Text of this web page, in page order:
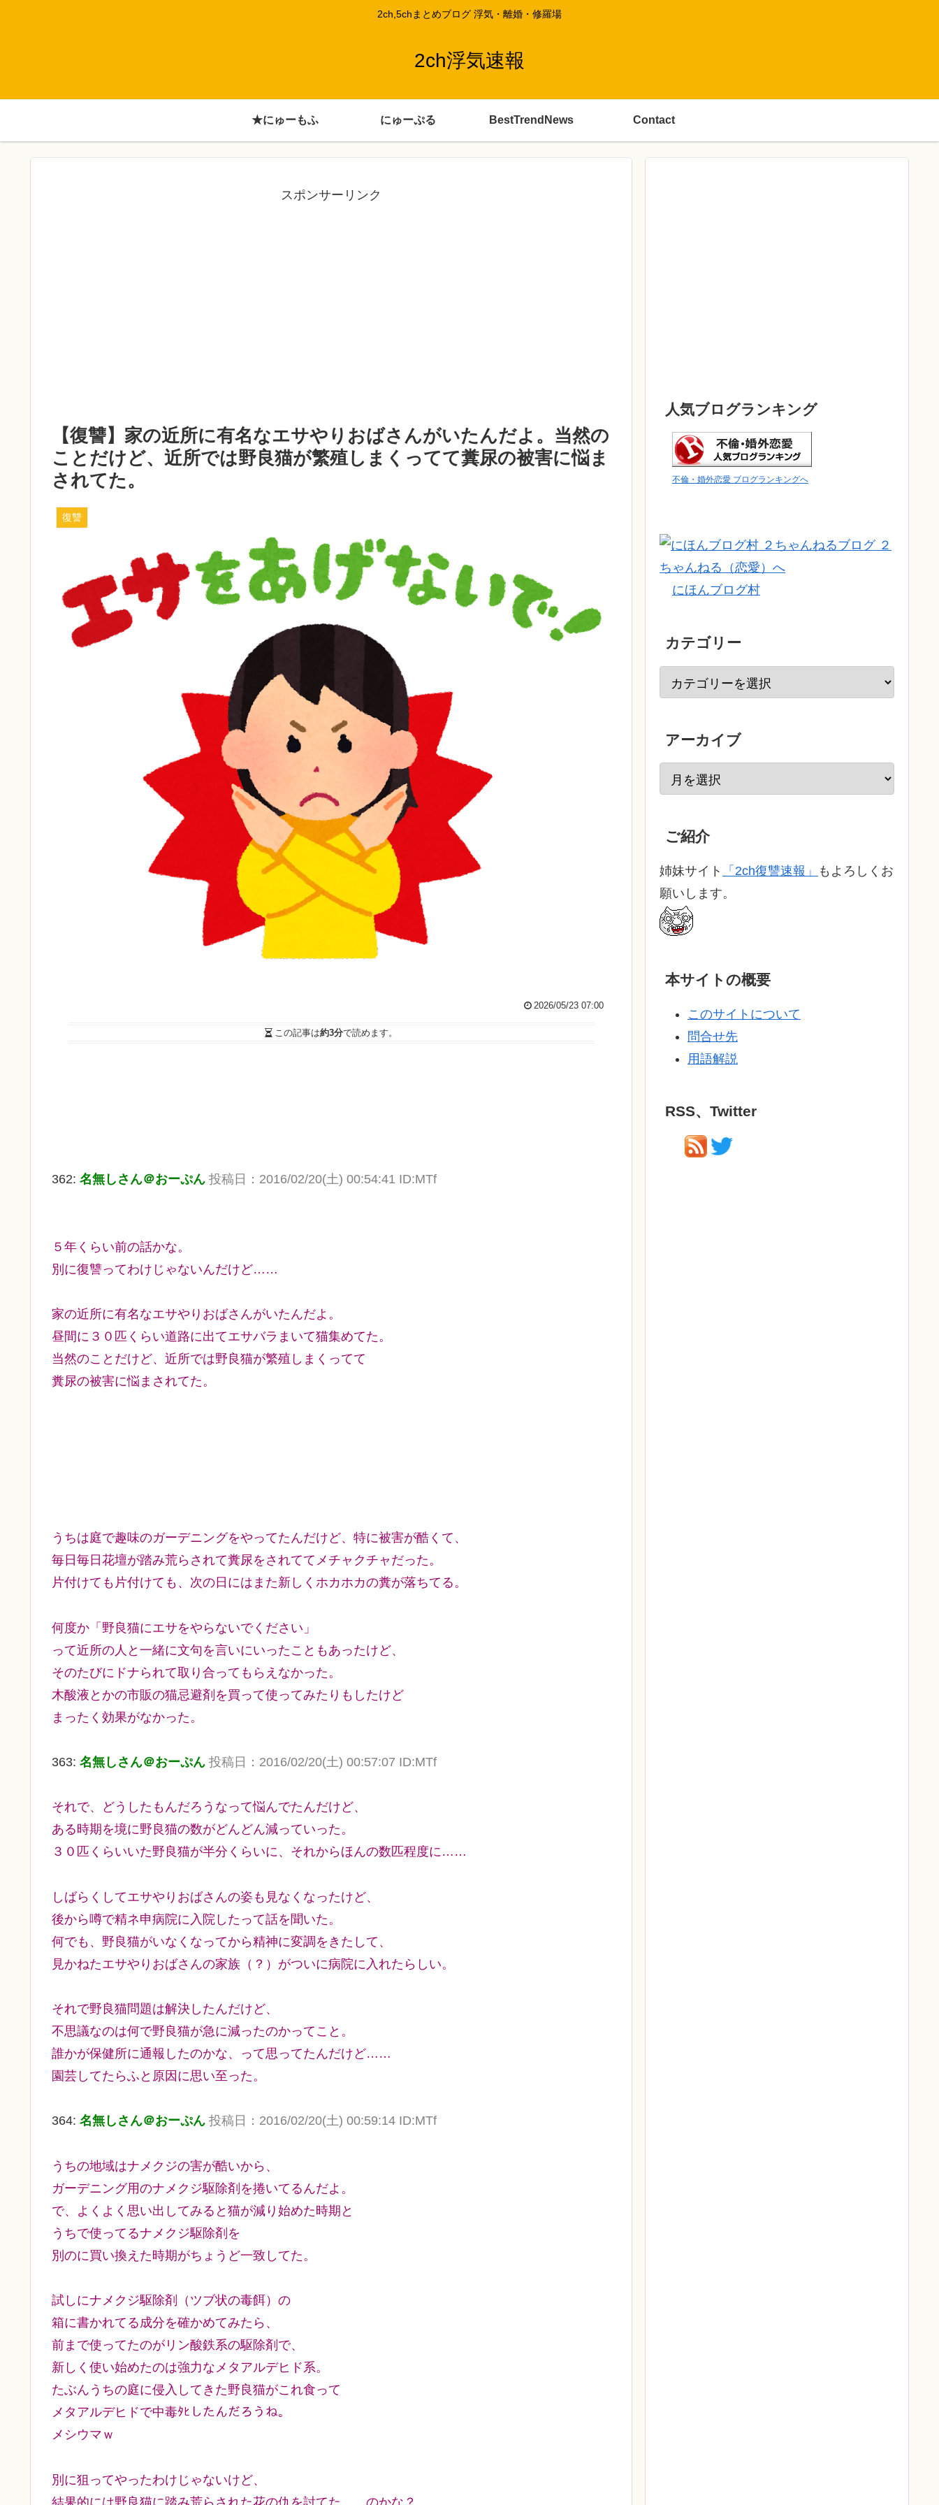
2ch,5chまとめブログ 浮気・離婚・修羅場
2ch浮気速報
★にゅーもふ にゅーぷる BestTrendNews Contact
スポンサーリンク
【復讐】家の近所に有名なエサやりおばさんがいたんだよ。当然の
ことだけど、近所では野良猫が繁殖しまくってて糞尿の被害に悩ま
されてた。
復讐
2026/05/23 07:00
この記事は約3分で読めます。
362: 名無しさん＠おーぷん 投稿日：2016/02/20(土) 00:54:41 ID:MTf
５年くらい前の話かな。
別に復讐ってわけじゃないんだけど……
家の近所に有名なエサやりおばさんがいたんだよ。
昼間に３０匹くらい道路に出てエサバラまいて猫集めてた。
当然のことだけど、近所では野良猫が繁殖しまくってて
糞尿の被害に悩まされてた。
うちは庭で趣味のガーデニングをやってたんだけど、特に被害が酷くて、
毎日毎日花壇が踏み荒らされて糞尿をされててメチャクチャだった。
片付けても片付けても、次の日にはまた新しくホカホカの糞が落ちてる。
何度か「野良猫にエサをやらないでください」
って近所の人と一緒に文句を言いにいったこともあったけど、
そのたびにドナられて取り合ってもらえなかった。
木酸液とかの市販の猫忌避剤を買って使ってみたりもしたけど
まったく効果がなかった。
363: 名無しさん＠おーぷん 投稿日：2016/02/20(土) 00:57:07 ID:MTf
それで、どうしたもんだろうなって悩んでたんだけど、
ある時期を境に野良猫の数がどんどん減っていった。
３０匹くらいいた野良猫が半分くらいに、それからほんの数匹程度に……
しばらくしてエサやりおばさんの姿も見なくなったけど、
後から噂で精ネ申病院に入院したって話を聞いた。
何でも、野良猫がいなくなってから精神に変調をきたして、
見かねたエサやりおばさんの家族（？）がついに病院に入れたらしい。
それで野良猫問題は解決したんだけど、
不思議なのは何で野良猫が急に減ったのかってこと。
誰かが保健所に通報したのかな、って思ってたんだけど……
園芸してたらふと原因に思い至った。
364: 名無しさん＠おーぷん 投稿日：2016/02/20(土) 00:59:14 ID:MTf
うちの地域はナメクジの害が酷いから、
ガーデニング用のナメクジ駆除剤を捲いてるんだよ。
で、よくよく思い出してみると猫が減り始めた時期と
うちで使ってるナメクジ駆除剤を
別のに買い換えた時期がちょうど一致してた。
試しにナメクジ駆除剤（ツブ状の毒餌）の
箱に書かれてる成分を確かめてみたら、
前まで使ってたのがリン酸鉄系の駆除剤で、
新しく使い始めたのは強力なメタアルデヒド系。
たぶんうちの庭に侵入してきた野良猫がこれ食って
メタアルデヒドで中毒ﾀﾋしたんだろうね。
メシウマｗ
別に狙ってやったわけじゃないけど、
結果的には野良猫に踏み荒らされた花の仇を討てた……のかな？
人気ブログランキング
不倫・婚外恋愛 ブログランキングへ
にほんブログ村
カテゴリー
アーカイブ
ご紹介
姉妹サイト 「2ch復讐速報」
もよろしくお
願いします。
本サイトの概要
このサイトについて
問合せ先
用語解説
RSS、Twitter